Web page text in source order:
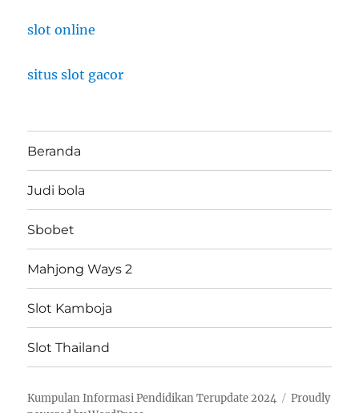
slot online
situs slot gacor
Beranda
Judi bola
Sbobet
Mahjong Ways 2
Slot Kamboja
Slot Thailand
Kumpulan Informasi Pendidikan Terupdate 2024
Proudly